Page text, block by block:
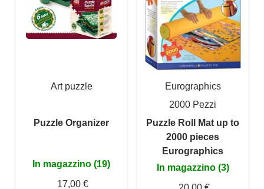
Art puzzle
Puzzle Organizer
In magazzino (19)
17,00 €
Eurographics
2000 Pezzi
Puzzle Roll Mat up to
2000 pieces
Eurographics
In magazzino (3)